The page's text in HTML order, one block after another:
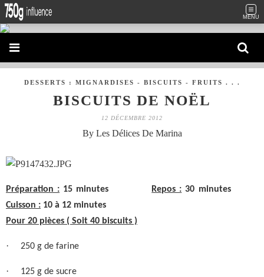
MENU
DESSERTS : MIGNARDISES - BISCUITS - FRUITS . . .
BISCUITS DE NOËL
12 DÉCEMBRE 2012
By Les Délices De Marina
Préparation : 15 minutes Repos : 30 minutes
Cuisson : 10 à 12 minutes
Pour 20 pièces ( Soit 40 biscuits )
· 250 g de farine
· 125 g de sucre